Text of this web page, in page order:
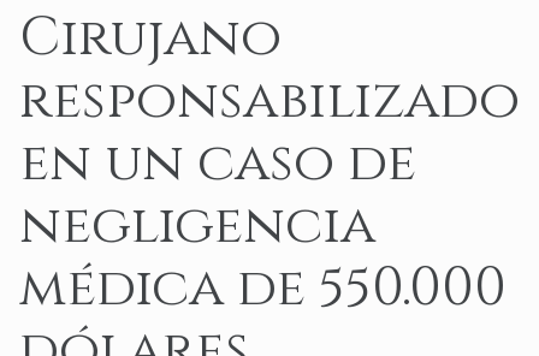
Cirujano
responsabilizado
en un caso de
negligencia
médica de 550.000